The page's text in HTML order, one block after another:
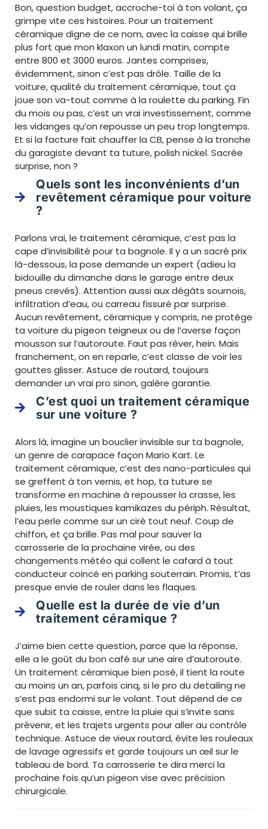
Bon, question budget, accroche-toi à ton volant, ça
grimpe vite ces histoires. Pour un traitement
céramique digne de ce nom, avec la caisse qui brille
plus fort que mon klaxon un lundi matin, compte
entre 800 et 3000 euros. Jantes comprises,
évidemment, sinon c’est pas drôle. Taille de la
voiture, qualité du traitement céramique, tout ça
joue son va-tout comme à la roulette du parking. Fin
du mois ou pas, c’est un vrai investissement, comme
les vidanges qu’on repousse un peu trop longtemps.
Et si la facture fait chauffer la CB, pense à la tronche
du garagiste devant ta tuture, polish nickel. Sacrée
surprise, non ?
Quels sont les inconvénients d’un
revêtement céramique pour voiture
?
Parlons vrai, le traitement céramique, c’est pas la
cape d’invisibilité pour ta bagnole. Il y a un sacré prix
là-dessous, la pose demande un expert (adieu la
bidouille du dimanche dans le garage entre deux
pneus crevés). Attention aussi aux dégâts sournois,
infiltration d’eau, ou carreau fissuré par surprise.
Aucun revêtement, céramique y compris, ne protège
ta voiture du pigeon teigneux ou de l’averse façon
mousson sur l’autoroute. Faut pas rêver, hein. Mais
franchement, on en reparle, c’est classe de voir les
gouttes glisser. Astuce de routard, toujours
demander un vrai pro sinon, galère garantie.
C’est quoi un traitement céramique
sur une voiture ?
Alors là, imagine un bouclier invisible sur ta bagnole,
un genre de carapace façon Mario Kart. Le
traitement céramique, c’est des nano-particules qui
se greffent à ton vernis, et hop, ta tuture se
transforme en machine à repousser la crasse, les
pluies, les moustiques kamikazes du périph. Résultat,
l’eau perle comme sur un ciré tout neuf. Coup de
chiffon, et ça brille. Pas mal pour sauver la
carrosserie de la prochaine virée, ou des
changements météo qui collent le cafard à tout
conducteur coincé en parking souterrain. Promis, t’as
presque envie de rouler dans les flaques.
Quelle est la durée de vie d’un
traitement céramique ?
J’aime bien cette question, parce que la réponse,
elle a le goût du bon café sur une aire d’autoroute.
Un traitement céramique bien posé, il tient la route
au moins un an, parfois cinq, si le pro du detailing ne
s’est pas endormi sur le volant. Tout dépend de ce
que subit ta caisse, entre la pluie qui s’invite sans
prévenir, et les trajets urgents pour aller au contrôle
technique. Astuce de vieux routard, évite les rouleaux
de lavage agressifs et garde toujours un œil sur le
tableau de bord. Ta carrosserie te dira merci la
prochaine fois qu’un pigeon vise avec précision
chirurgicale.